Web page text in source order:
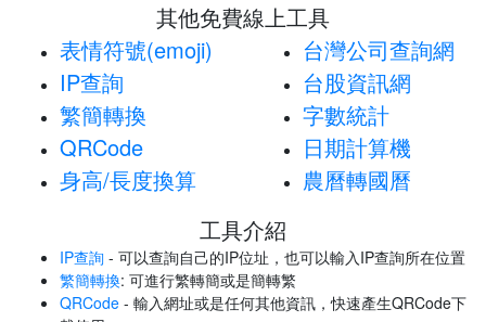
其他免費線上工具
表情符號(emoji)
IP查詢
繁簡轉換
QRCode
身高/長度換算
台灣公司查詢網
台股資訊網
字數統計
日期計算機
農曆轉國曆
工具介紹
IP查詢 - 可以查詢自己的IP位址，也可以輸入IP查詢所在位置
繁簡轉換: 可進行繁轉簡或是簡轉繁
QRCode - 輸入網址或是任何其他資訊，快速產生QRCode下